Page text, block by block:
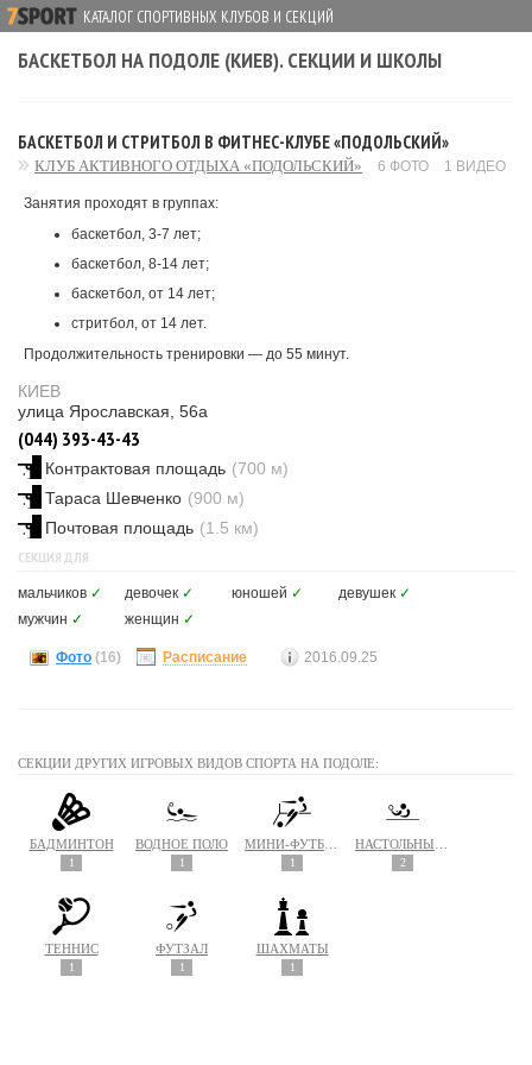
КАТАЛОГ СПОРТИВНЫХ КЛУБОВ И СЕКЦИЙ
БАСКЕТБОЛ НА ПОДОЛЕ (КИЕВ). СЕКЦИИ И ШКОЛЫ
БАСКЕТБОЛ И СТРИТБОЛ В ФИТНЕС-КЛУБЕ «ПОДОЛЬСКИЙ»
КЛУБ АКТИВНОГО ОТДЫХА «ПОДОЛЬСКИЙ» 6 ФОТО 1 ВИДЕО
Занятия проходят в группах:
баскетбол, 3-7 лет;
баскетбол, 8-14 лет;
баскетбол, от 14 лет;
стритбол, от 14 лет.
Продолжительность тренировки — до 55 минут.
КИЕВ
улица Ярославская, 56а
(044) 393-43-43
Контрактовая площадь (700 м)
Тараса Шевченко (900 м)
Почтовая площадь (1.5 км)
СЕКЦИЯ ДЛЯ
мальчиков ✓ девочек ✓ юношей ✓ девушек ✓
мужчин ✓ женщин ✓
Фото (16) Расписание 2016.09.25
СЕКЦИИ ДРУГИХ ИГРОВЫХ ВИДОВ СПОРТА НА ПОДОЛЕ:
БАДМИНТОН
1
ВОДНОЕ ПОЛО
1 1 2
ТЕННИС
1
ФУТЗАЛ
1
ШАХМАТЫ
1